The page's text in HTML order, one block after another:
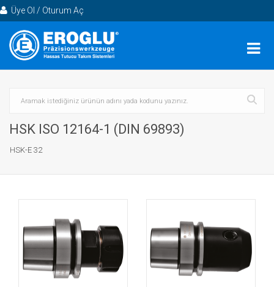
Üye Ol / Oturum Aç
HSK ISO 12164-1 (DIN 69893)
HSK-E 32